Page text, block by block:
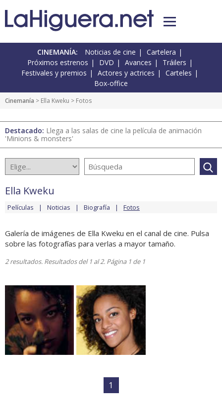
CINEMANÍA: Noticias de cine
Cartelera
Próximos estrenos
DVD Avances
Tráilers
Festivales y premios
Actores y actrices
Carteles
Box-office
Cinemanía > Ella Kweku > Fotos
Destacado: Llega a las salas de cine la película de animación
'Minions & monsters'
Ella Kweku
Películas Noticias Biografía Fotos
Galería de imágenes de Ella Kweku en el canal de cine. Pulsa
sobre las fotografías para verlas a mayor tamaño.
2 resultados. Resultados del 1 al 2. Página 1 de 1
1